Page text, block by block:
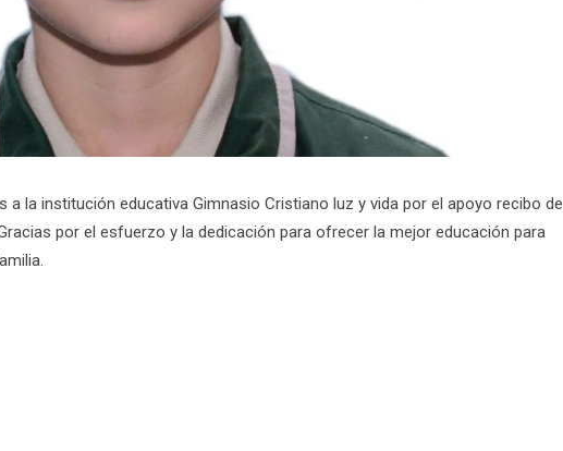
la institución educativa Gimnasio Cristiano luz y vida por el apoyo recibo de
por el esfuerzo y la dedicación para ofrecer la mejor educación para